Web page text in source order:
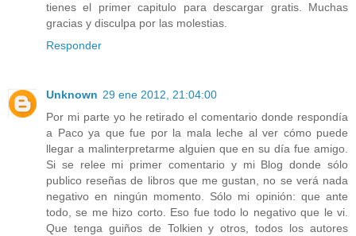
tienes el primer capitulo para descargar gratis. Muchas
gracias y disculpa por las molestias.
Responder
Unknown 29 ene 2012, 21:04:00
Por mi parte yo he retirado el comentario donde respondía
a Paco ya que fue por la mala leche al ver cómo puede
llegar a malinterpretarme alguien que en su día fue amigo.
Si se relee mi primer comentario y mi Blog donde sólo
publico reseñas de libros que me gustan, no se verá nada
negativo en ningún momento. Sólo mi opinión: que ante
todo, se me hizo corto. Eso fue todo lo negativo que le vi.
Que tenga guiños de Tolkien y otros, todos los autores